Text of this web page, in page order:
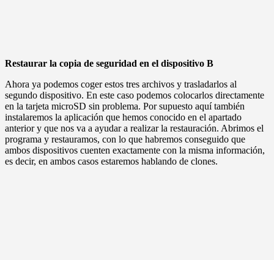
Restaurar la copia de seguridad en el dispositivo B
Ahora ya podemos coger estos tres archivos y trasladarlos al
segundo dispositivo. En este caso podemos colocarlos directamente
en la tarjeta microSD sin problema. Por supuesto aquí también
instalaremos la aplicación que hemos conocido en el apartado
anterior y que nos va a ayudar a realizar la restauración. Abrimos el
programa y restauramos, con lo que habremos conseguido que
ambos dispositivos cuenten exactamente con la misma información,
es decir, en ambos casos estaremos hablando de clones.